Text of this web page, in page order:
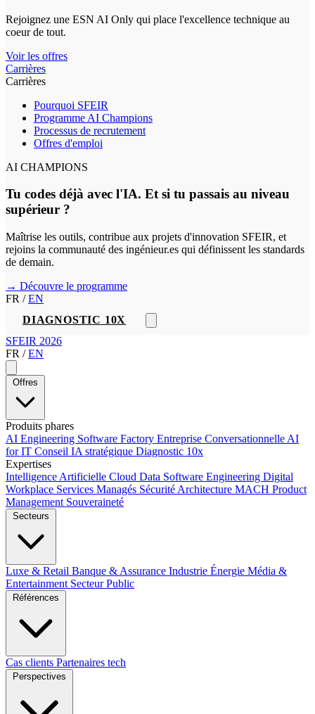
Rejoignez une ESN AI Only qui place l'excellence technique au
coeur de tout.
Voir les offres
Carrières
Carrières
Pourquoi SFEIR
Programme AI Champions
Processus de recrutement
Offres d'emploi
AI CHAMPIONS
Tu codes déjà avec l'IA. Et si tu passais au niveau
supérieur ?
Maîtrise les outils, contribue aux projets d'innovation SFEIR, et
rejoins la communauté des ingénieur.es qui définissent les standards
de demain.
→ Découvre le programme
FR / EN
DIAGNOSTIC 10X
SFEIR 2026
FR / EN
Offres
Produits phares
AI Engineering Software Factory Entreprise Conversationnelle AI
for IT Conseil IA stratégique Diagnostic 10x
Expertises
Intelligence Artificielle Cloud Data Software Engineering Digital
Workplace Services Managés Sécurité Architecture MACH Product
Management Souveraineté
Secteurs
Luxe & Retail Banque & Assurance Industrie Énergie Média &
Entertainment Secteur Public
Références
Cas clients Partenaires tech
Perspectives